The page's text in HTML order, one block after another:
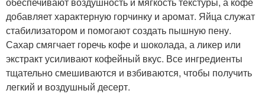
добавляет характерную горчинку и аромат. Яйца служат
стабилизатором и помогают создать пышную пену.
Сахар смягчает горечь кофе и шоколада, а ликер или
экстракт усиливают кофейный вкус. Все ингредиенты
тщательно смешиваются и взбиваются, чтобы получить
легкий и воздушный десерт.